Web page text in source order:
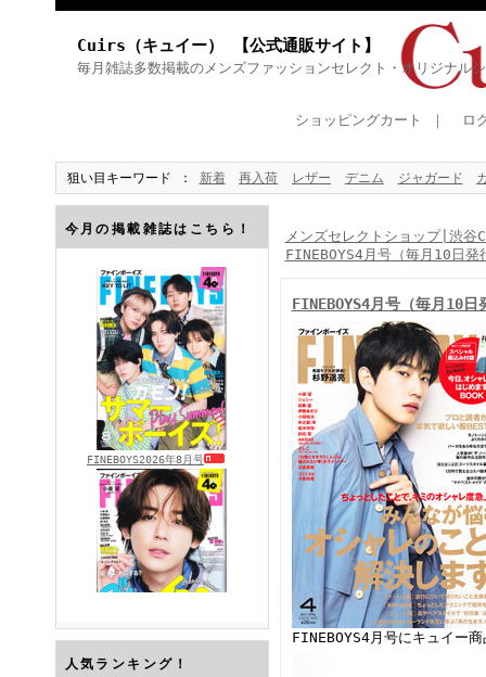
Cuirs（キュイー） 【公式通販サイト】
毎月雑誌多数掲載のメンズファッションセレクト・オリジナル
ショッピングカート ｜ ロ
狙い目キーワード 新着 再入荷 レザー デニム ジャガード
今月の掲載雑誌はこちら！
FINEBOYS2026年8月号
FINEBOYS2026年7月号
人気ランキング！
メンズセレクトショップ|渋
FINEBOYS4月号（毎月10日発
FINEBOYS4月号（毎月10日
FINEBOYS4月号にキュイー